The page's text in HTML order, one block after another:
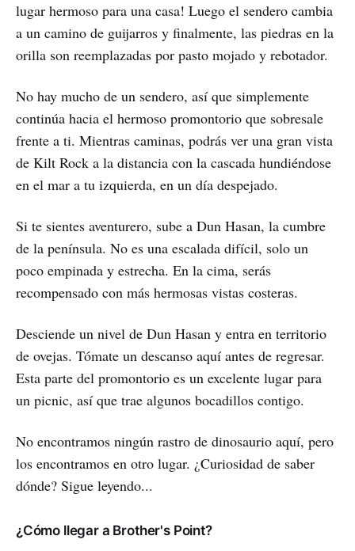
lugar hermoso para una casa! Luego el sendero cambia
a un camino de guijarros y finalmente, las piedras en la
orilla son reemplazadas por pasto mojado y rebotador.
No hay mucho de un sendero, así que simplemente
continúa hacia el hermoso promontorio que sobresale
frente a ti. Mientras caminas, podrás ver una gran vista
de Kilt Rock a la distancia con la cascada hundiéndose
en el mar a tu izquierda, en un día despejado.
Si te sientes aventurero, sube a Dun Hasan, la cumbre
de la península. No es una escalada difícil, solo un
poco empinada y estrecha. En la cima, serás
recompensado con más hermosas vistas costeras.
Desciende un nivel de Dun Hasan y entra en territorio
de ovejas. Tómate un descanso aquí antes de regresar.
Esta parte del promontorio es un excelente lugar para
un picnic, así que trae algunos bocadillos contigo.
No encontramos ningún rastro de dinosaurio aquí, pero
los encontramos en otro lugar. ¿Curiosidad de saber
dónde? Sigue leyendo...
¿Cómo llegar a Brother's Point?